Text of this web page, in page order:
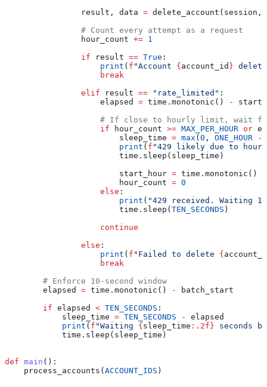
                result, data
= delete_account(session,
                # Count every attempt as a request
                hour_count
+= 1
                if
result == True :
                    print
( f "Account { account_id }
                    break
                elif
result == "rate_limited" :
                    elapsed
= time.monotonic() -
# If close to hourly limit, wait
                    if
hour_count >= MAX_PER_HOUR or
                        sleep_time
= max ( 0 , ONE_HOUR -
                        print
( f "429 likely due to
                        time.sleep(sleep_time)
                        start_hour
= time.monotonic()
                        hour_count
= 0
                    else
:
                        print
( "429 received. Waiting
                        time.sleep(
TEN_SECONDS )
                    continue
                else
:
                    print
( f "Failed to delete {
                    break
        # Enforce 10-second window
        elapsed
= time.monotonic() -
batch_start
        if
elapsed < TEN_SECONDS :
            sleep_time
= TEN_SECONDS -
elapsed
            print
( f "Waiting { sleep_time :.2f} seconds
            time.sleep(sleep_time)
def main ():
    process_accounts(
ACCOUNT_IDS )